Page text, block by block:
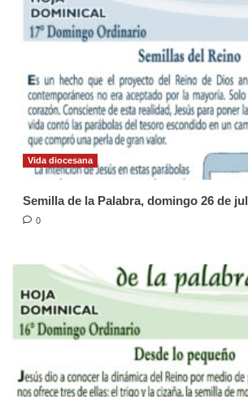
Vida diocesana
Semilla de la Palabra, domingo 26 de
0